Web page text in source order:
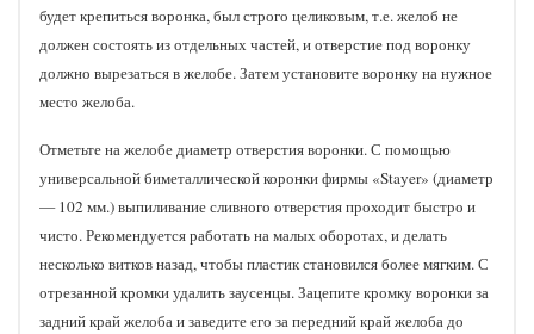
будет крепиться воронка, был строго целиковым, т.е. желоб не
должен состоять из отдельных частей, и отверстие под воронку
должно вырезаться в желобе. Затем установите воронку на нужное
место желоба.
Отметьте на желобе диаметр отверстия воронки. С помощью
универсальной биметаллической коронки фирмы «Stayer» (диаметр
— 102 мм.) выпиливание сливного отверстия проходит быстро и
чисто. Рекомендуется работать на малых оборотах, и делать
несколько витков назад, чтобы пластик становился более мягким. С
отрезанной кромки удалить заусенцы. Зацепите кромку воронки за
задний край желоба и заведите его за передний край желоба до